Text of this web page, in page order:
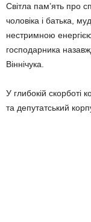
Світла пам’ять про
чоловіка і батька,
нестримною
господарника
Віннічука.
У глибокій скорботі
та депутатський